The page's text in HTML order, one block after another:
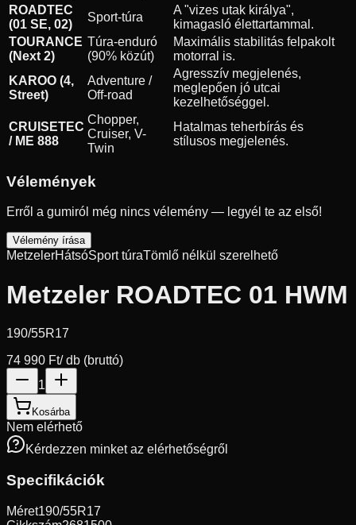
ROADTEC
(01 SE, 02)
Sport-túra
A "vizes utak királya",
kimagasló élettartammal.
TOURANCE
(Next 2)
Túra-enduró
(90% közút)
Maximális stabilitás felpakolt
motorral is.
KAROO (4,
Street)
Adventure /
Off-road
Agresszív megjelenés,
meglepően jó utcai
kezelhetőséggel.
CRUISETEC
/ ME 888
Chopper,
Cruiser, V-
Twin
Hatalmas teherbírás és
stílusos megjelenés.
Vélemények
Erről a gumiról még nincs vélemény — legyél te az első!
Vélemény írása
MetzelerHátsóSport túraTömlő nélkül szerelhető
Metzeler ROADTEC 01 HWM
190/55R17
74 990 Ft/ db (bruttó)
1
Kosárba
Nem elérhető
Kérdezzen minket az elérhetőségről
Specifikációk
Méret190/55R17